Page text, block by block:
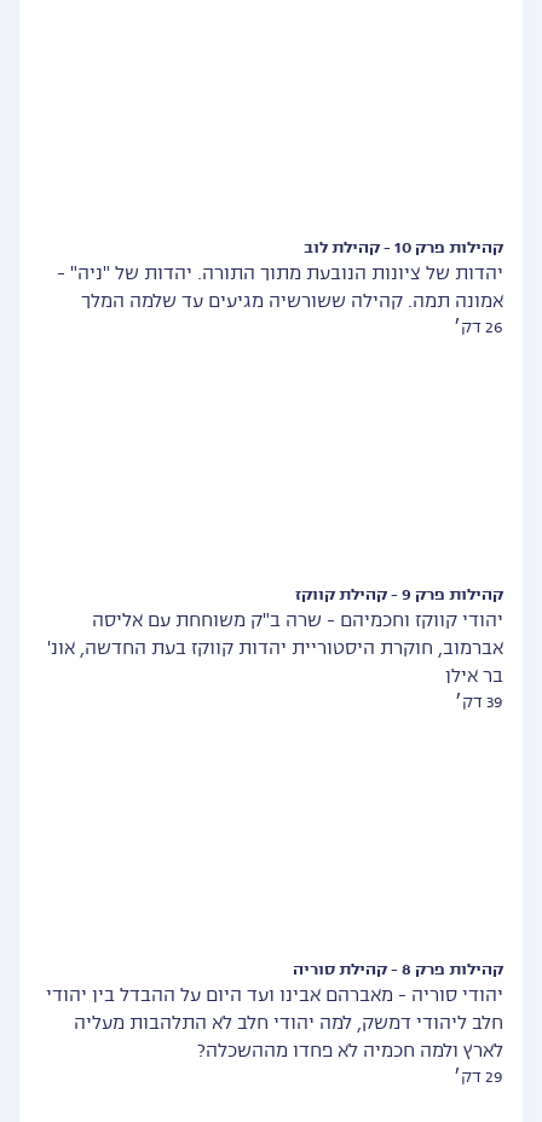
קהילות פרק 10 - קהילת לוב
יהדות של ציונות הנובעת מתוך התורה. יהדות של "ניה" -
אמונה תמה. קהילה ששורשיה מגיעים עד שלמה המלך
26 דק׳
קהילות פרק 9 - קהילת קווקז
יהודי קווקז וחכמיהם - שרה ב"ק משוחחת עם אליסה
אברמוב, חוקרת היסטוריית יהדות קווקז בעת החדשה, אונ'
בר אילן
39 דק׳
קהילות פרק 8 - קהילת סוריה
יהודי סוריה - מאברהם אבינו ועד היום על ההבדל בין יהודי
חלב ליהודי דמשק, למה יהודי חלב לא התלהבות מעליה
לארץ ולמה חכמיה לא פחדו מההשכלה?
29 דק׳